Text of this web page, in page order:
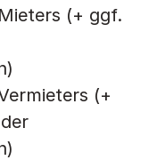
(+ ggf.
(+